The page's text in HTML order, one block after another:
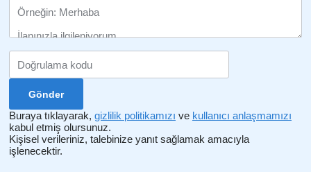
Buraya tıklayarak, gizlilik politikamızı ve kullanıcı anlaşmamızı
kabul etmiş olursunuz.
Kişisel verileriniz, talebinize yanıt sağlamak amacıyla
işlenecektir.